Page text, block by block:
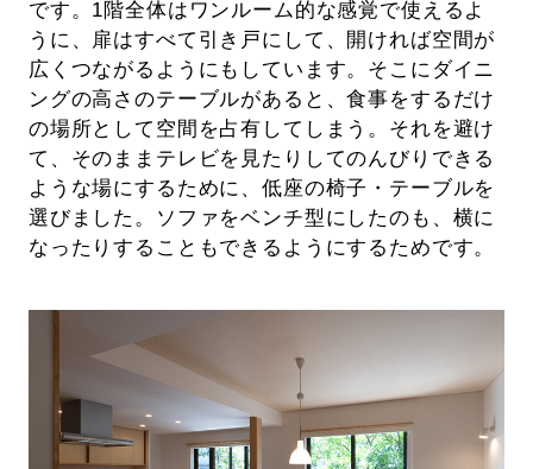
です。1階全体はワンルーム的な感覚で使えるよ
うに、扉はすべて引き戸にして、開ければ空間が
広くつながるようにもしています。そこにダイニ
ングの高さのテーブルがあると、食事をするだけ
の場所として空間を占有してしまう。それを避け
て、そのままテレビを見たりしてのんびりできる
ような場にするために、低座の椅子・テーブルを
選びました。ソファをベンチ型にしたのも、横に
なったりすることもできるようにするためです。